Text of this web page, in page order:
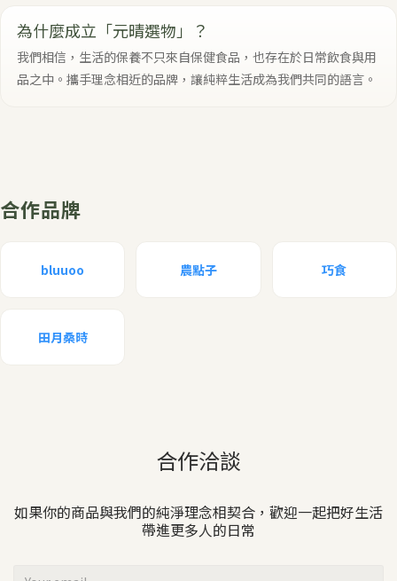
為什麼成立「元晴選物」？
我們相信，生活的保養不只來自保健食品，也存在於日常飲食與用
品之中。攜手理念相近的品牌，讓純粹生活成為我們共同的語言。
合作品牌
bluuoo 農點子 巧食
田月桑時
合作洽談
如果你的商品與我們的純淨理念相契合，歡迎一起把好生活
帶進更多人的日常